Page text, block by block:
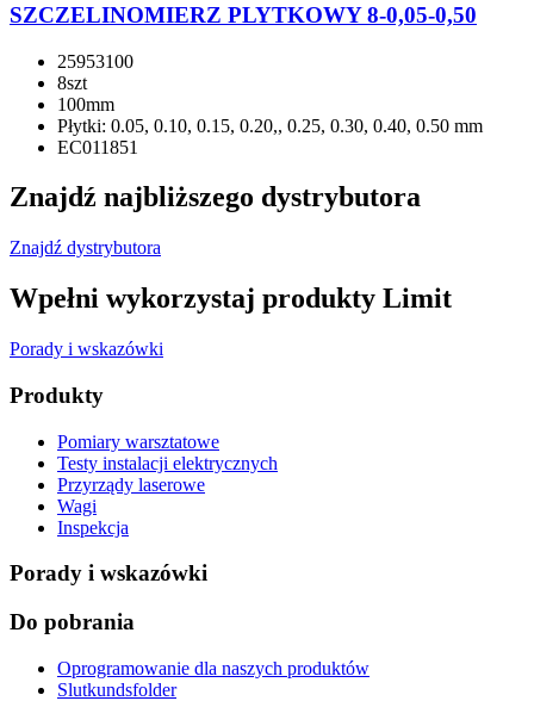
SZCZELINOMIERZ PLYTKOWY 8-0,05-0,50
25953100
8szt
100mm
Płytki: 0.05, 0.10, 0.15, 0.20,, 0.25, 0.30, 0.40, 0.50 mm
EC011851
Znajdź najbliższego dystrybutora
Znajdź dystrybutora
Wpełni wykorzystaj produkty Limit
Porady i wskazówki
Produkty
Pomiary warsztatowe
Testy instalacji elektrycznych
Przyrządy laserowe
Wagi
Inspekcja
Porady i wskazówki
Do pobrania
Oprogramowanie dla naszych produktów
Slutkundsfolder